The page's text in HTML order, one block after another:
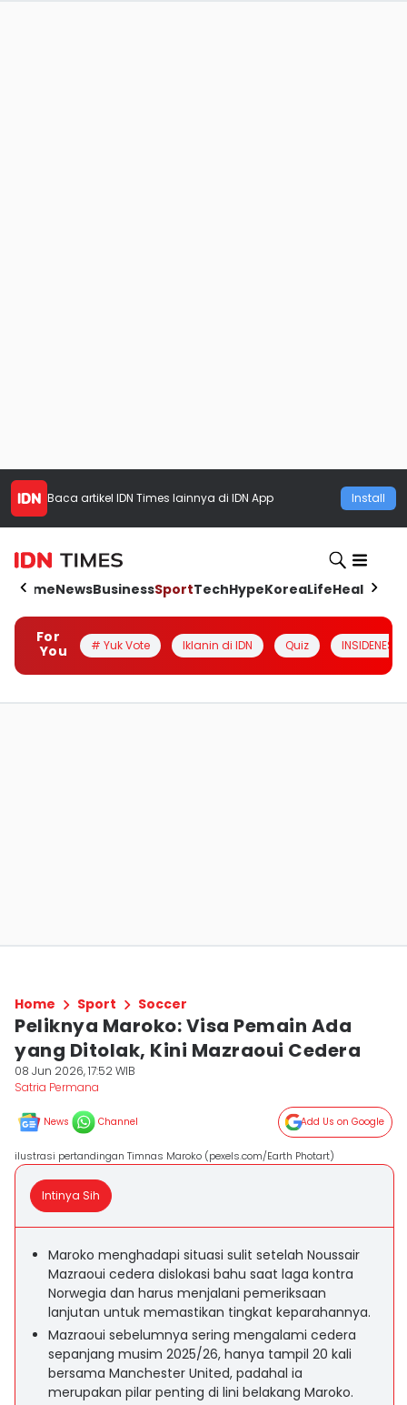
Baca artikel IDN Times lainnya di IDN App Install
HomeNewsBusinessSportTechHypeKoreaLifeHealth
For
You
# Yuk Vote Iklanin di IDN Quiz INSIDENESIA
Home Sport Soccer
Peliknya Maroko: Visa Pemain Ada
yang Ditolak, Kini Mazraoui Cedera
08 Jun 2026, 17:52 WIB
Satria Permana
News Channel Add Us on Google
ilustrasi pertandingan Timnas Maroko (pexels.com/Earth Photart)
Intinya Sih
Maroko menghadapi situasi sulit setelah Noussair
Mazraoui cedera dislokasi bahu saat laga kontra
Norwegia dan harus menjalani pemeriksaan
lanjutan untuk memastikan tingkat keparahannya.
Mazraoui sebelumnya sering mengalami cedera
sepanjang musim 2025/26, hanya tampil 20 kali
bersama Manchester United, padahal ia
merupakan pilar penting di lini belakang Maroko.